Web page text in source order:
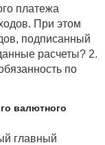
платежа
При этом
подписанный
расчеты? 2.
по
валютного
главный